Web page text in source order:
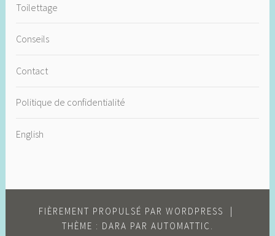
Toilettage
Conseils
Contact
Politique de confidentialité
English
FIÈREMENT PROPULSÉ PAR WORDPRESS
|
THÈME : DARA PAR AUTOMATTIC